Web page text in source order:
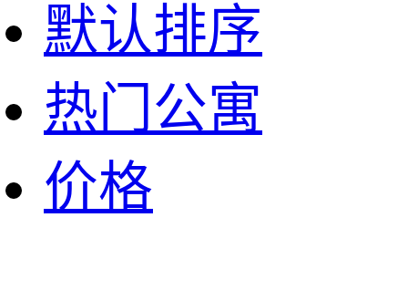
默认排序
热门公寓
价格